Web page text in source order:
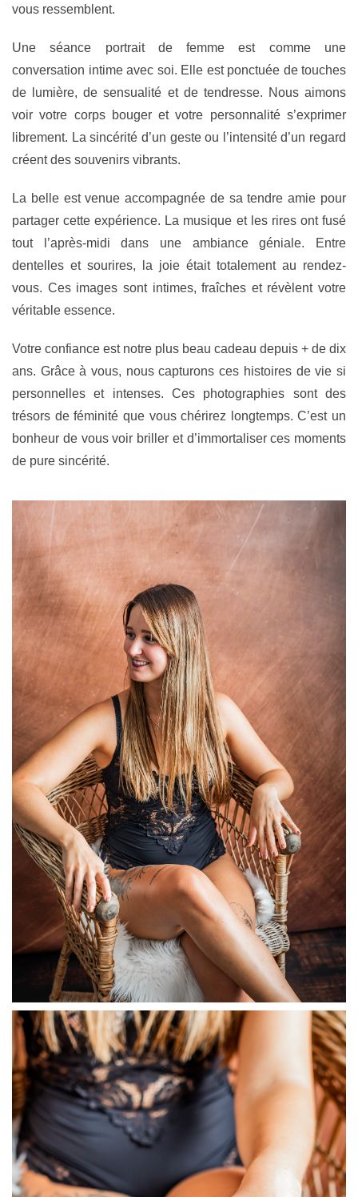
vous ressemblent.
Une séance portrait de femme est comme une
conversation intime avec soi. Elle est ponctuée de touches
de lumière, de sensualité et de tendresse. Nous aimons
voir votre corps bouger et votre personnalité s’exprimer
librement. La sincérité d’un geste ou l’intensité d’un regard
créent des souvenirs vibrants.
La belle est venue accompagnée de sa tendre amie pour
partager cette expérience. La musique et les rires ont fusé
tout l’après-midi dans une ambiance géniale. Entre
dentelles et sourires, la joie était totalement au rendez-
vous. Ces images sont intimes, fraîches et révèlent votre
véritable essence.
Votre confiance est notre plus beau cadeau depuis + de dix
ans. Grâce à vous, nous capturons ces histoires de vie si
personnelles et intenses. Ces photographies sont des
trésors de féminité que vous chérirez longtemps. C’est un
bonheur de vous voir briller et d’immortaliser ces moments
de pure sincérité.